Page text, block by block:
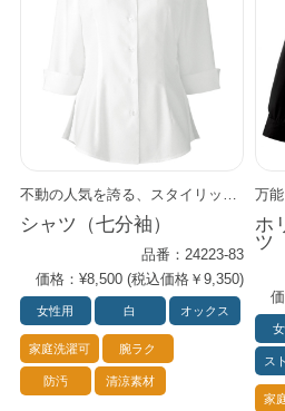
不動の人気を誇る、スタイリッシュなウィングカラー・シャツ。 ソフトな肌ざわりのオックス生地と、 型くずれしにくい衿もとが人気の七分袖シャツです。 糸が交わる部分にある隙間ができるため、 厚みがあるのにしなやかで 通気性が良いのが特徴です。
シャツ（七分袖）
品番：24223-83
価格：¥8,500 (税込価格￥9,350)
女性用 白 オックス
家庭洗濯可 腕ラク
防汚 清涼素材
ホ
ツ
ス
家